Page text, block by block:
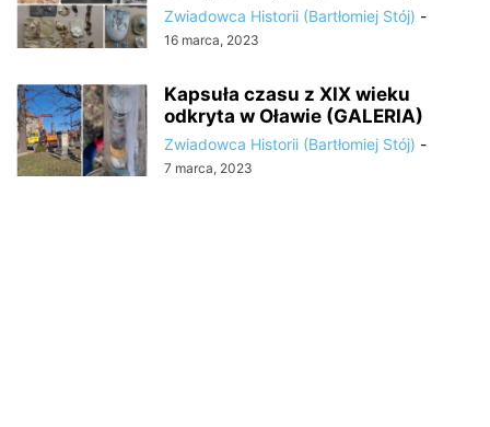
Zwiadowca Historii (Bartłomiej Stój) -
16 marca, 2023
Kapsuła czasu z XIX wieku
odkryta w Oławie (GALERIA)
Zwiadowca Historii (Bartłomiej Stój) -
7 marca, 2023